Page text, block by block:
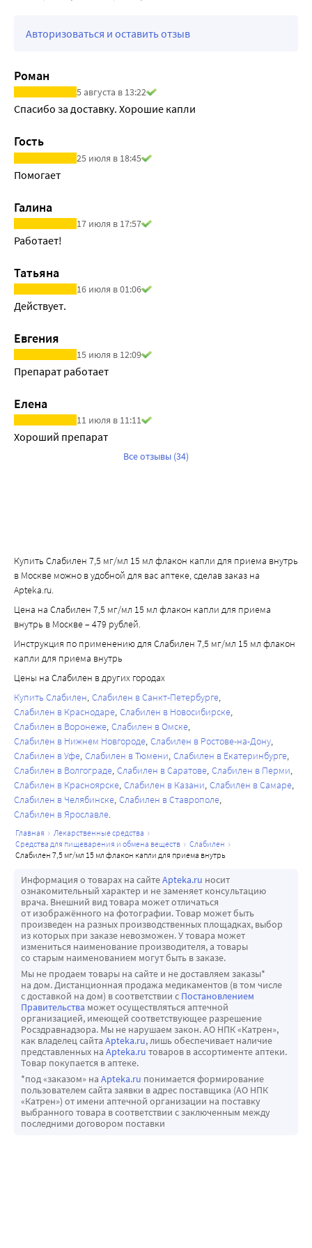
Авторизоваться и оставить отзыв
Роман
5 августа в 13:22
Спасибо за доставку. Хорошие капли
Гость
25 июля в 18:45
Помогает
Галина
17 июля в 17:57
Работает!
Татьяна
16 июля в 01:06
Действует.
Евгения
15 июля в 12:09
Препарат работает
Елена
11 июля в 11:11
Хороший препарат
Все отзывы (34)
Купить Слабилен 7,5 мг/мл 15 мл флакон капли для приема внутрь
в Москве можно в удобной для вас аптеке, сделав заказ на
Apteka.ru.
Цена на Слабилен 7,5 мг/мл 15 мл флакон капли для приема
внутрь в Москве – 479 рублей.
Инструкция по применению для Слабилен 7,5 мг/мл 15 мл флакон
капли для приема внутрь
Цены на Слабилен в других городах
Купить Слабилен Слабилен в Санкт-Петербурге
Слабилен в Краснодаре Слабилен в Новосибирске
Слабилен в Воронеже Слабилен в Омске
Слабилен в Нижнем Новгороде Слабилен в Ростове-на-Дону
Слабилен в Уфе Слабилен в Тюмени Слабилен в Екатеринбурге
Слабилен в Волгограде Слабилен в Саратове Слабилен в Перми
Слабилен в Красноярске Слабилен в Казани Слабилен в Самаре
Слабилен в Челябинске Слабилен в Ставрополе
Слабилен в Ярославле
главная
лекарственные средства
средства для пищеварения и обмена веществ
слабилен
слабилен 7,5 мг/мл 15 мл флакон капли для приема внутрь
Информация о товарах на сайтеApteka.ru носит
ознакомительный характер и не заменяет консультацию
врача. Внешний вид товара может отличаться
от изображённого на фотографии. Товар может быть
произведен на разных производственных площадках, выбор
из которых при заказе невозможен. У товара может
измениться наименование производителя, а товары
со старым наименованием могут быть в заказе.
Мы не продаем товары на сайте и не доставляем заказы*
на дом. Дистанционная продажа медикаментов (в том числе
с доставкой на дом) в соответствии с Постановлением
Правительства может осуществляться аптечной
организацией, имеющей соответствующее разрешение
Росздравнадзора. Мы не нарушаем закон. АО НПК «Катрен»,
как владелец сайта Apteka.ru, лишь обеспечивает наличие
представленных на Apteka.ru товаров в ассортименте аптеки.
Товар покупается в аптеке.
*под «заказом» на Apteka.ru понимается формирование
пользователем сайта заявки в адрес поставщика (АО НПК
«Катрен») от имени аптечной организации на поставку
выбранного товара в соответствии с заключенным между
последними договором поставки